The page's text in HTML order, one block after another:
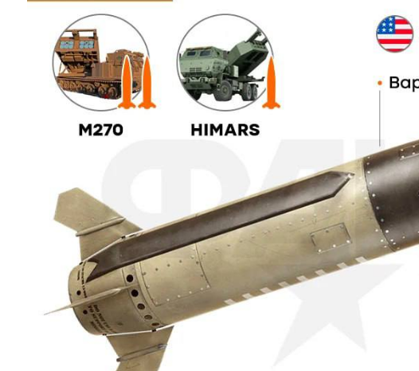
Instagram
FacebookTwitter